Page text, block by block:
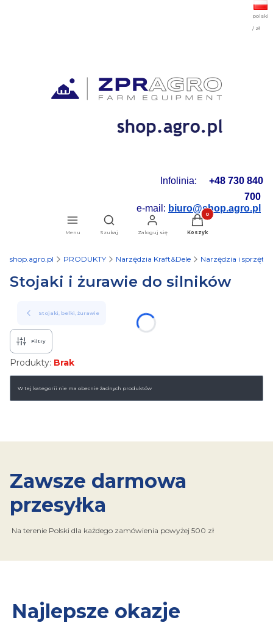
polski
/ zł
Infolinia: +48 730 840
700
e-mail: biuro@shop.agro.pl
Menu
Otwórz wyszukiwarkę
Szukaj Zaloguj się
Produkty w koszyku: 0.
Koszyk
shop.agro.pl PRODUKTY Narzędzia Kraft&Dele Narzędzia i sprzęt
Stojaki i żurawie do silników
Stojaki, belki, żurawie
Filtry
Produkty: Brak
Lista produktów
W tej kategorii nie ma obecnie żadnych produktów
Zawsze darmowa
przesyłka
Na terenie Polski dla każdego zamówienia powyżej 500 zł
Najlepsze okazje